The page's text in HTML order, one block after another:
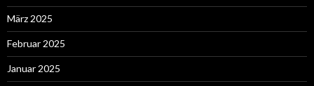
März 2025
Februar 2025
Januar 2025